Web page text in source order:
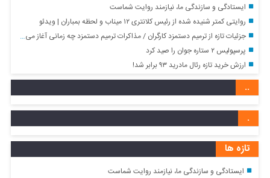
ایستادگی و سازندگی ما، نیازمند روایت شماست
روایتی کمتر شنیده شده از رئیس کلانتری ۱۲ میناب و لحظه بمباران | ویدئو
جزئیات تازه از ترمیم دستمزد کارگران / مذاکرات ترمیم دستمزد چه زمانی آغاز می‌شود؟
پرسپولیس ۲ ستاره جوان را صید کرد
ارزش خرید تازه رئال مادرید ۹۳ برابر شد!
..
.
تازه ها
ایستادگی و سازندگی ما، نیازمند روایت شماست